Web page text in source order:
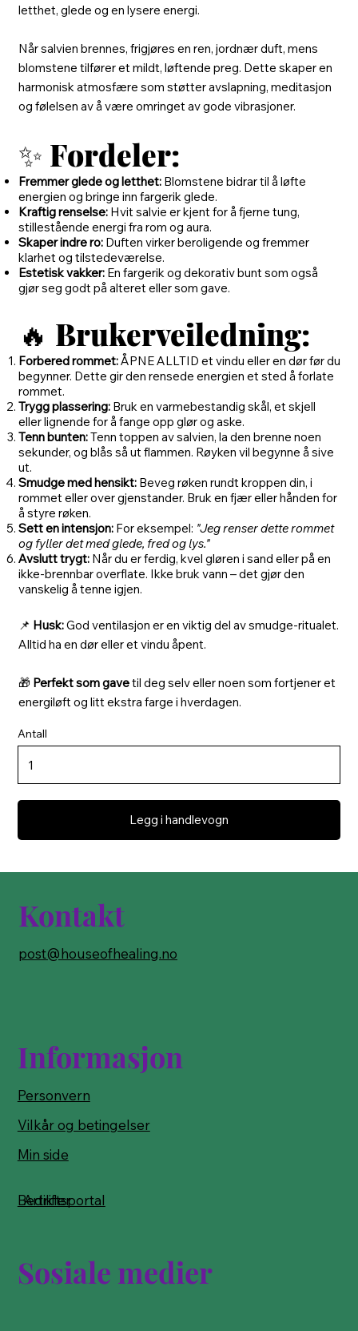
letthet, glede og en lysere energi.
Når salvien brennes, frigjøres en ren, jordnær duft, mens
blomstene tilfører et mildt, løftende preg. Dette skaper en
harmonisk atmosfære som støtter avslapning, meditasjon
og følelsen av å være omringet av gode vibrasjoner.
✨ Fordeler:
Fremmer glede og letthet:Blomstene bidrar til å løfte
energien og bringe inn fargerik glede.
Kraftig renselse:Hvit salvie er kjent for å fjerne tung,
stillestående energi fra rom og aura.
Skaper indre ro:Duften virker beroligende og fremmer
klarhet og tilstedeværelse.
Estetisk vakker:En fargerik og dekorativ bunt som også
gjør seg godt på alteret eller som gave.
🔥 Brukerveiledning:
Forbered rommet:ÅPNE ALLTID et vindu eller en dør før du
begynner. Dette gir den rensede energien et sted å forlate
rommet.
Trygg plassering:Bruk en varmebestandig skål, et skjell
eller lignende for å fange opp glør og aske.
Tenn bunten:Tenn toppen av salvien, la den brenne noen
sekunder, og blås så ut flammen. Røyken vil begynne å sive
ut.
Smudge med hensikt:Beveg røken rundt kroppen din, i
rommet eller over gjenstander. Bruk en fjær eller hånden for
å styre røken.
Sett en intensjon:For eksempel: "Jeg renser dette rommet
og fyller det med glede, fred og lys."
Avslutt trygt:Når du er ferdig, kvel gløren i sand eller på en
ikke-brennbar overflate. Ikke bruk vann – det gjør den
vanskelig å tenne igjen.
📌 Husk:God ventilasjon er en viktig del av smudge-ritualet.
Alltid ha en dør eller et vindu åpent.
🎁 Perfekt som gavetil deg selv eller noen som fortjener et
energiløft og litt ekstra farge i hverdagen.
Antall
Legg i handlevogn
Kontakt
post@houseofhealing.no
Informasjon
Personvern
Vilkår og betingelser
Min side
Bedriftsportal
Artikler
Sosiale medier